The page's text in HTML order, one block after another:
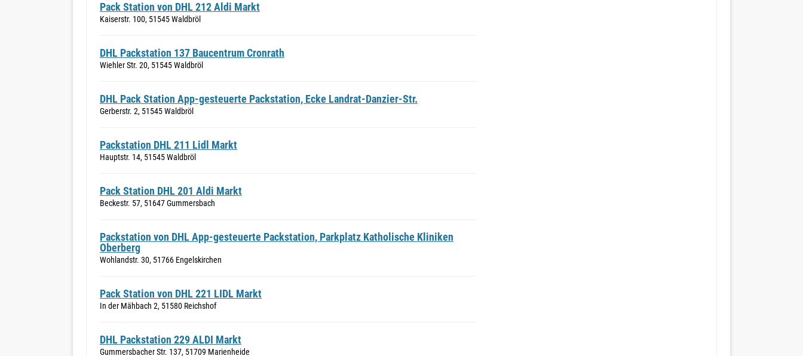
Pack Station von DHL 212 Aldi Markt
Kaiserstr. 100, 51545 Waldbröl
DHL Packstation 137 Baucentrum Cronrath
Wiehler Str. 20, 51545 Waldbröl
DHL Pack Station App-gesteuerte Packstation, Ecke Landrat-Danzier-Str.
Gerberstr. 2, 51545 Waldbröl
Packstation DHL 211 Lidl Markt
Hauptstr. 14, 51545 Waldbröl
Pack Station DHL 201 Aldi Markt
Beckestr. 57, 51647 Gummersbach
Packstation von DHL App-gesteuerte Packstation, Parkplatz Katholische Kliniken
Oberberg
Wohlandstr. 30, 51766 Engelskirchen
Pack Station von DHL 221 LIDL Markt
In der Mähbach 2, 51580 Reichshof
DHL Packstation 229 ALDI Markt
Gummersbacher Str. 137, 51709 Marienheide